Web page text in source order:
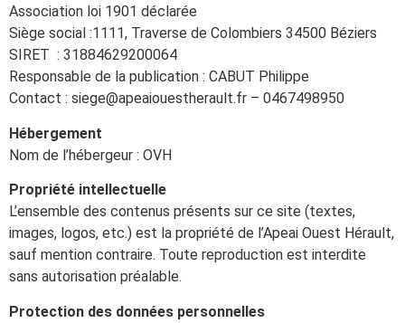
Association loi 1901 déclarée
Siège social :1111, Traverse de Colombiers 34500 Béziers
SIRET : 31884629200064
Responsable de la publication : CABUT Philippe
Contact : siege@apeaiouestherault.fr – 0467498950
Hébergement
Nom de l’hébergeur : OVH
Propriété intellectuelle
L’ensemble des contenus présents sur ce site (textes,
images, logos, etc.) est la propriété de l’Apeai Ouest Hérault,
sauf mention contraire. Toute reproduction est interdite
sans autorisation préalable.
Protection des données personnelles